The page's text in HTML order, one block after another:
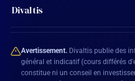
Ma watchlist
Mon compte
CAC 40
SBF 120
CAC All-Shares
BEL 20
Divaltis
Plan du site
Avertissement. Divaltis publie des
général et indicatif (cours différés
constitue ni un conseil en